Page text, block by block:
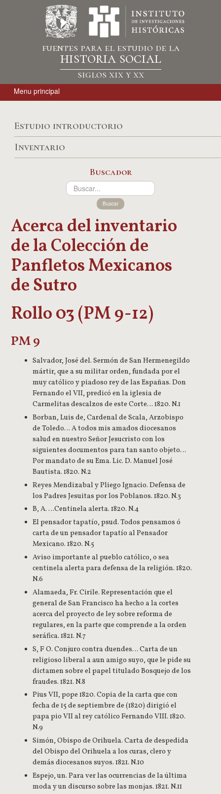
fuentes para el estudio de la
historia social
siglos xix y xx
Menu principal
Estudio introductorio
Inventario
Buscador
Buscar
Acerca del inventario
de la Colección de
Panfletos Mexicanos
de Sutro
Rollo 03 (PM 9-12)
PM 9
Salvador, José del. Sermón de San Hermenegildo
mártir, que a su militar orden, fundada por el
muy católico y piadoso rey de las Españas. Don
Fernando el VII, predicó en la iglesia de
Carmelitas descalzos de este Corte… 1820. N.1
Borban, Luis de, Cardenal de Scala, Arzobispo
de Toledo… A todos mis amados diocesanos
salud en nuestro Señor Jesucristo con los
siguientes documentos para tan santo objeto…
Por mandato de su Ema. Lic. D. Manuel José
Bautista. 1820. N.2
Reyes Mendizabal y Pliego Ignacio. Defensa de
los Padres Jesuitas por los Poblanos. 1820. N.3
B, A. …Centinela alerta. 1820. N.4
El pensador tapatío, psud. Todos pensamos ó
carta de un pensador tapatío al Pensador
Mexicano. 1820. N.5
Aviso importante al pueblo católico, o sea
centinela alerta para defensa de la religión. 1820.
N.6
Alamaeda, Fr. Cirile. Representación que el
general de San Francisco ha hecho a la cortes
acerca del proyecto de ley sobre reforma de
regulares, en la parte que comprende a la orden
seráfica. 1821. N.7
S, F O. Conjuro contra duendes… Carta de un
religioso liberal a aun amigo suyo, que le pide su
dictamen sobre el papel titulado Bosquejo de los
fraudes. 1821. N.8
Pius VII, pope 1820. Copia de la carta que con
fecha de 15 de septiembre de (1820) dirigió el
papa pio VII al rey católico Fernando VIII. 1820.
N.9
Simón, Obispo de Orihuela. Carta de despedida
del Obispo del Orihuela a los curas, clero y
demás diocesanos suyos. 1821. N.10
Espejo, un. Para ver las ocurrencias de la última
moda y un discurso sobre las monjas. 1821. N.11